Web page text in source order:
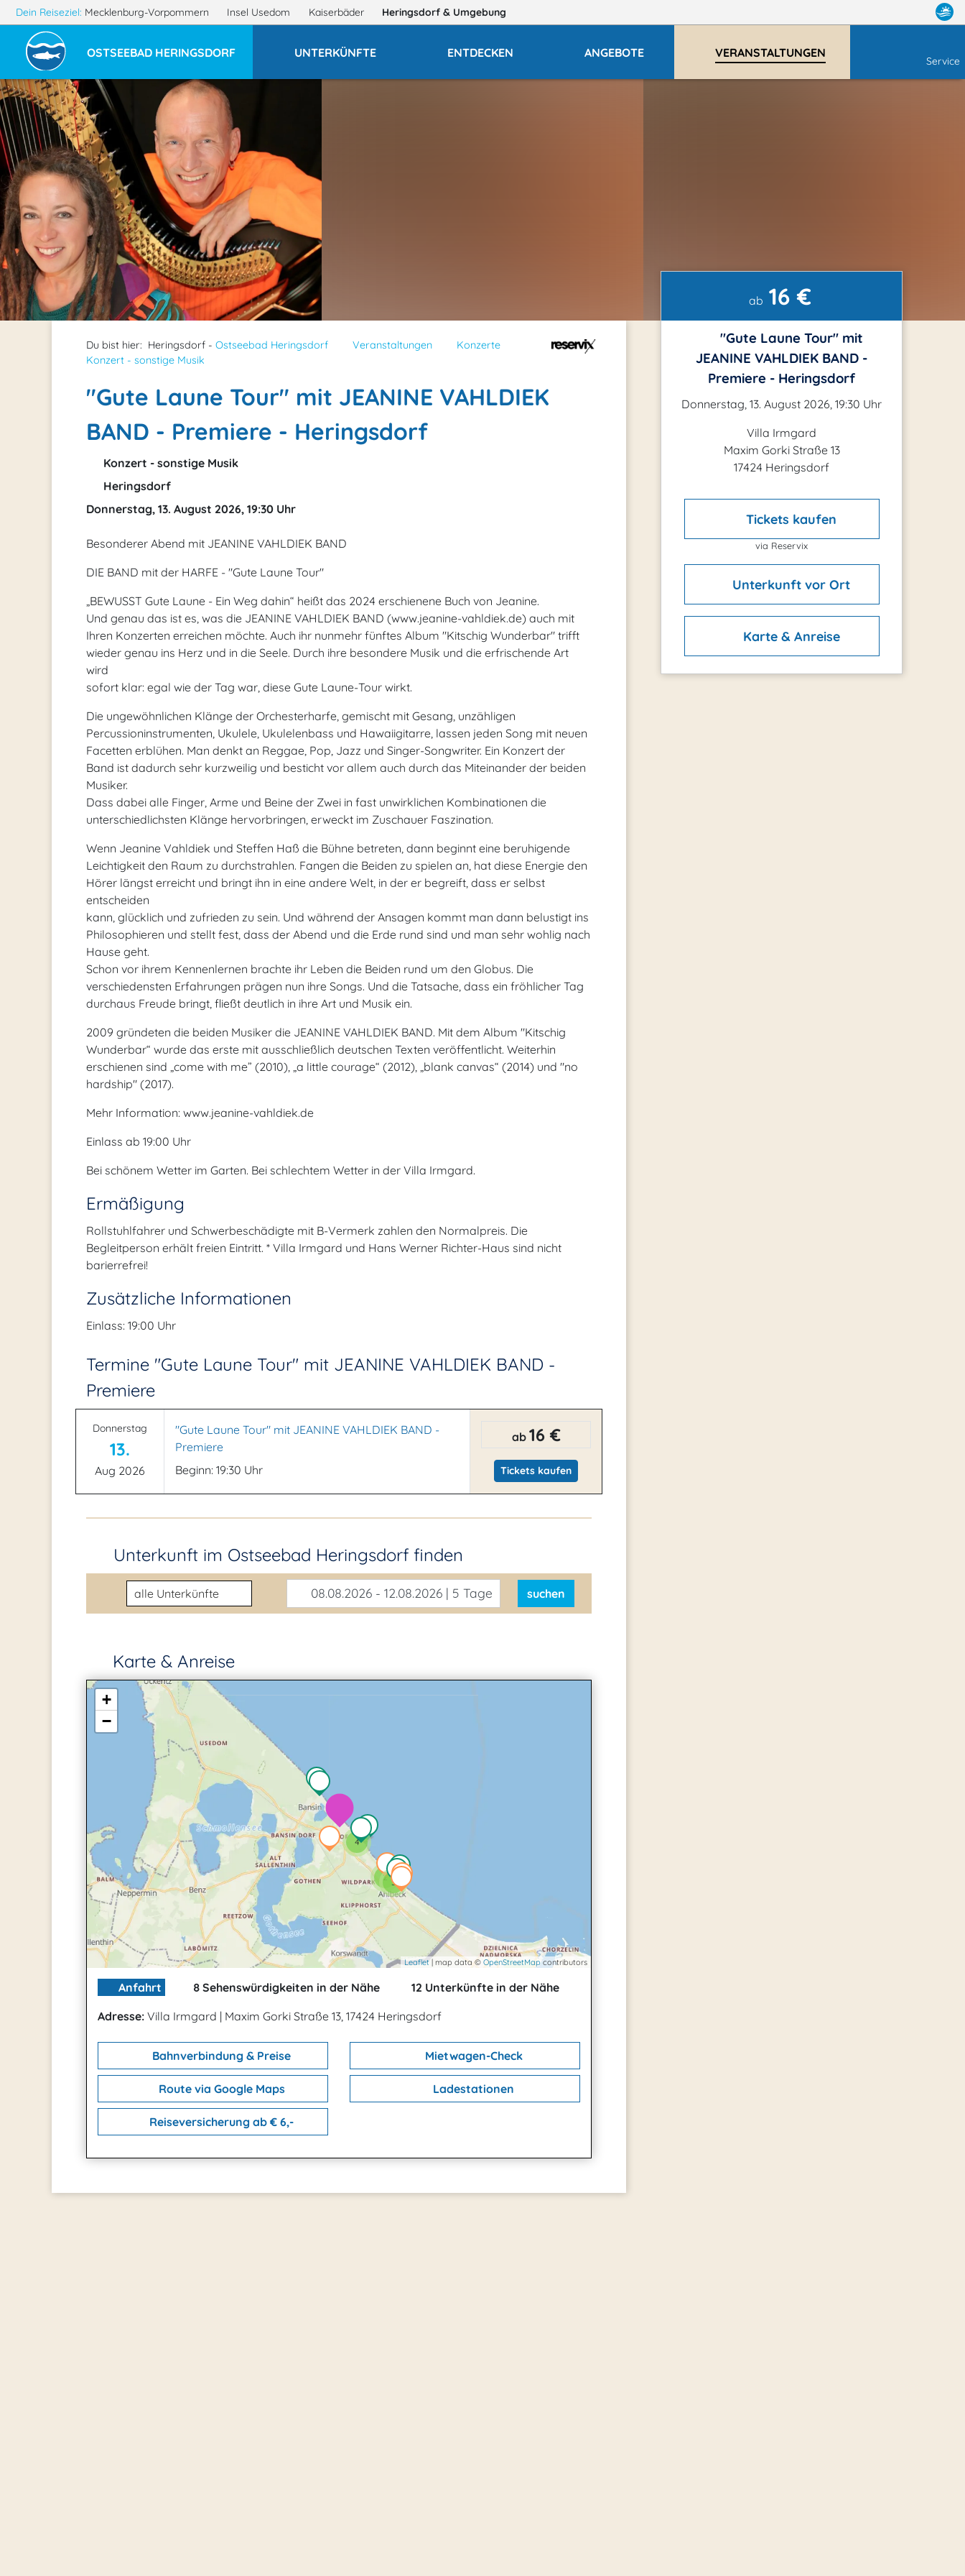
Dein Reiseziel: Mecklenburg-Vorpommern Insel Usedom Kaiserbäder Heringsdorf & Umgebung
OSTSEEBAD HERINGSDORF UNTERKÜNFTE ENTDECKEN ANGEBOTE VERANSTALTUNGEN
Service
Du bist hier: Heringsdorf - Ostseebad Heringsdorf Veranstaltungen
Konzerte
Konzert - sonstige Musik
"Gute Laune Tour" mit JEANINE VAHLDIEK
BAND - Premiere - Heringsdorf
Konzert - sonstige Musik
Heringsdorf
Donnerstag, 13. August 2026, 19:30 Uhr
Besonderer Abend mit JEANINE VAHLDIEK BAND
DIE BAND mit der HARFE - "Gute Laune Tour"
„BEWUSST Gute Laune - Ein Weg dahin“ heißt das 2024 erschienene Buch von Jeanine.
Und genau das ist es, was die JEANINE VAHLDIEK BAND (www.jeanine-vahldiek.de) auch mit
Ihren Konzerten erreichen möchte. Auch ihr nunmehr fünftes Album "Kitschig Wunderbar" trifft
wieder genau ins Herz und in die Seele. Durch ihre besondere Musik und die erfrischende Art
wird
sofort klar: egal wie der Tag war, diese Gute Laune-Tour wirkt.
Die ungewöhnlichen Klänge der Orchesterharfe, gemischt mit Gesang, unzähligen
Percussioninstrumenten, Ukulele, Ukulelenbass und Hawaiigitarre, lassen jeden Song mit neuen
Facetten erblühen. Man denkt an Reggae, Pop, Jazz und Singer-Songwriter. Ein Konzert der
Band ist dadurch sehr kurzweilig und besticht vor allem auch durch das Miteinander der beiden
Musiker.
Dass dabei alle Finger, Arme und Beine der Zwei in fast unwirklichen Kombinationen die
unterschiedlichsten Klänge hervorbringen, erweckt im Zuschauer Faszination.
Wenn Jeanine Vahldiek und Steffen Haß die Bühne betreten, dann beginnt eine beruhigende
Leichtigkeit den Raum zu durchstrahlen. Fangen die Beiden zu spielen an, hat diese Energie den
Hörer längst erreicht und bringt ihn in eine andere Welt, in der er begreift, dass er selbst
entscheiden
kann, glücklich und zufrieden zu sein. Und während der Ansagen kommt man dann belustigt ins
Philosophieren und stellt fest, dass der Abend und die Erde rund sind und man sehr wohlig nach
Hause geht.
Schon vor ihrem Kennenlernen brachte ihr Leben die Beiden rund um den Globus. Die
verschiedensten Erfahrungen prägen nun ihre Songs. Und die Tatsache, dass ein fröhlicher Tag
durchaus Freude bringt, fließt deutlich in ihre Art und Musik ein.
2009 gründeten die beiden Musiker die JEANINE VAHLDIEK BAND. Mit dem Album "Kitschig
Wunderbar“ wurde das erste mit ausschließlich deutschen Texten veröffentlicht. Weiterhin
erschienen sind „come with me” (2010), „a little courage“ (2012), „blank canvas“ (2014) und "no
hardship" (2017).
Mehr Information: www.jeanine-vahldiek.de
Einlass ab 19:00 Uhr
Bei schönem Wetter im Garten. Bei schlechtem Wetter in der Villa Irmgard.
Ermäßigung
Rollstuhlfahrer und Schwerbeschädigte mit B-Vermerk zahlen den Normalpreis. Die
Begleitperson erhält freien Eintritt. * Villa Irmgard und Hans Werner Richter-Haus sind nicht
barierrefrei!
Zusätzliche Informationen
Einlass: 19:00 Uhr
Termine "Gute Laune Tour" mit JEANINE VAHLDIEK BAND -
Premiere
Donnerstag
13.
Aug 2026
"Gute Laune Tour" mit JEANINE VAHLDIEK BAND -
Premiere
Beginn: 19:30 Uhr
ab 16 €
Tickets kaufen
Unterkunft im Ostseebad Heringsdorf finden
Unterkunftsart 08.08.2026 - 12.08.2026 | 5 Tage suchen
Karte & Anreise
2 3
4
+
−
Leaflet | map data © OpenStreetMapcontributors
Anfahrt 8 Sehenswürdigkeiten in der Nähe
12 Unterkünfte in der Nähe
Adresse: Villa Irmgard | Maxim Gorki Straße 13, 17424 Heringsdorf
Bahnverbindung & Preise Mietwagen-Check
Route via Google Maps Ladestationen
Reiseversicherung ab € 6,-
ab 16 €
"Gute Laune Tour" mit
JEANINE VAHLDIEK BAND -
Premiere - Heringsdorf
Donnerstag, 13. August 2026, 19:30 Uhr
Villa Irmgard
Maxim Gorki Straße 13
17424 Heringsdorf
Tickets kaufen
via Reservix
Unterkunft vor Ort
Karte & Anreise